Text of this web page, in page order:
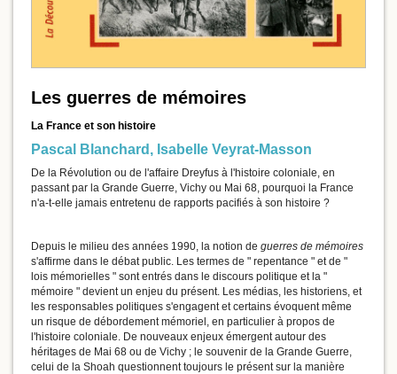
Les guerres de mémoires
La France et son histoire
Pascal Blanchard , Isabelle Veyrat-Masson
De la Révolution ou de l'affaire Dreyfus à l'histoire coloniale, en
passant par la Grande Guerre, Vichy ou Mai 68, pourquoi la France
n'a-t-elle jamais entretenu de rapports pacifiés à son histoire ?
Depuis le milieu des années 1990, la notion de guerres de mémoires
s'affirme dans le débat public. Les termes de " repentance " et de "
lois mémorielles " sont entrés dans le discours politique et la "
mémoire " devient un enjeu du présent. Les médias, les historiens, et
les responsables politiques s'engagent et certains évoquent même
un risque de débordement mémoriel, en particulier à propos de
l'histoire coloniale. De nouveaux enjeux émergent autour des
héritages de Mai 68 ou de Vichy ; le souvenir de la Grande Guerre,
celui de la Shoah questionnent toujours le présent sur la manière